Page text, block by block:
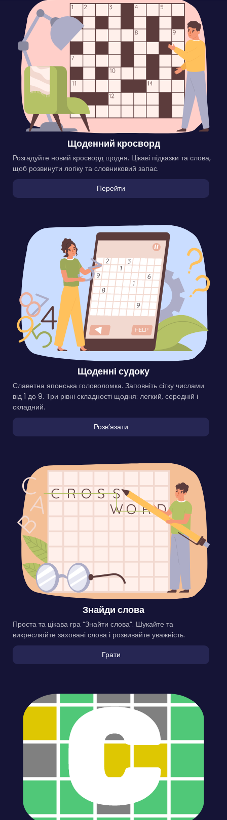
Щоденний кросворд
Розгадуйте новий кросворд щодня. Цікаві підказки та слова,
щоб розвинути логіку та словниковий запас.
Перейти
Щоденні судоку
Славетна японська головоломка. Заповніть сітку числами
від 1 до 9. Три рівні складності щодня: легкий, середній і
складний.
Розвʼязати
Знайди слова
Проста та цікава гра “Знайти слова”. Шукайте та
викреслюйте заховані слова і розвивайте уважність.
Грати